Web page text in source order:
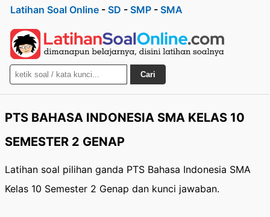
Latihan Soal Online - SD - SMP - SMA
Cari
PTS BAHASA INDONESIA SMA KELAS 10
SEMESTER 2 GENAP
Latihan soal pilihan ganda PTS Bahasa Indonesia SMA
Kelas 10 Semester 2 Genap dan kunci jawaban.